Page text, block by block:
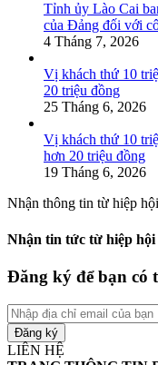
Tỉnh ủy Lào Cai
của Đảng đối với
4 Tháng 7, 2026
Vị khách thứ 10
20 triệu đồng
25 Tháng 6, 2026
Vị khách thứ 10
hơn 20 triệu đồng
19 Tháng 6, 2026
Nhận thông tin từ hiệp hội
Nhận tin tức từ hiệp hội
Đăng ký để bạn có
Nhập
địa
chỉ
email
LIÊN HỆ